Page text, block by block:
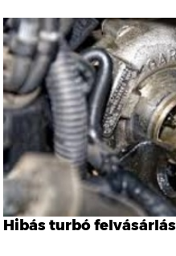
Hibás turbó felvásárlás